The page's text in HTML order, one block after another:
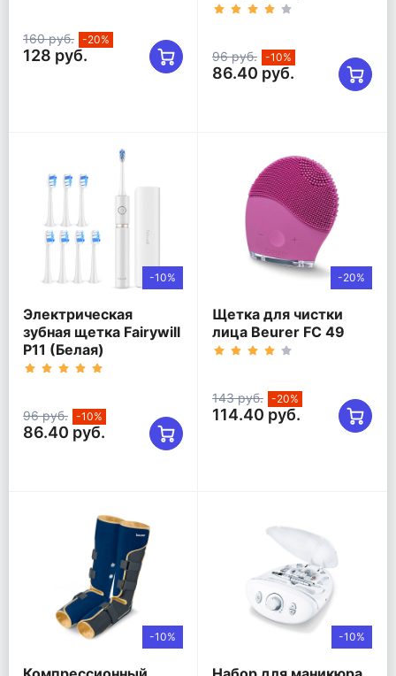
160 руб. -20%
128 руб. 96 руб. -10%
86.40 руб.
-10%
Электрическая
зубная щетка Fairywill
P11 (Белая)
96 руб. -10%
86.40 руб.
-20%
Щетка для чистки
лица Beurer FC 49
143 руб. -20%
114.40 руб.
-10% -10%